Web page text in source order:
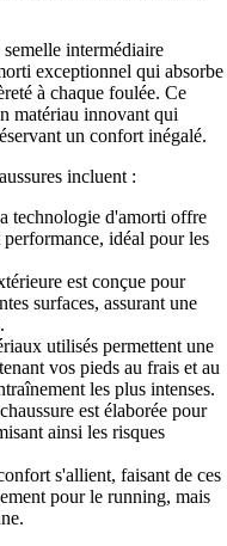
intermédiaire
exceptionnel qui absorbe
à chaque foulée. Ce
matériau innovant qui
un confort inégalé.
incluent :
technologie d'amorti offre
idéal pour les
est conçue pour
surfaces, assurant une
utilisés permettent une
vos pieds au frais et au
les plus intenses.
est élaborée pour
ainsi les risques
s'allient, faisant de ces
pour le running, mais